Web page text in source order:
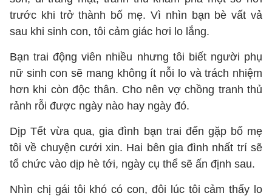
trước khi trở thành bố mẹ. Vì nhìn bạn bè vất vả
sau khi sinh con, tôi cảm giác hơi lo lắng.
Bạn trai động viên nhiều nhưng tôi biết người phụ
nữ sinh con sẽ mang không ít nỗi lo và trách nhiệm
hơn khi còn độc thân. Cho nên vợ chồng tranh thủ
rảnh rỗi được ngày nào hay ngày đó.
Dịp Tết vừa qua, gia đình bạn trai đến gặp bố mẹ
tôi về chuyện cưới xin. Hai bên gia đình nhất trí sẽ
tổ chức vào dịp hè tới, ngày cụ thể sẽ ấn định sau.
Nhìn chị gái tôi khó có con, đôi lúc tôi cảm thấy lo